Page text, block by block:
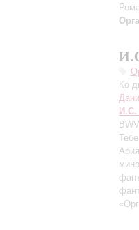
Ко
И.С.